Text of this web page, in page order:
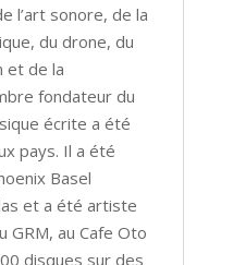
l’art sonore, de la
du drone, du
et de la
fondateur du
écrite a été
pays. Il a été
Basel
et a été artiste
GRM, au Cafe Oto
disques sur des